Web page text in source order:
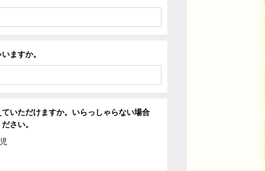
ますか。
いただけますか。いらっしゃらない場合
さい。